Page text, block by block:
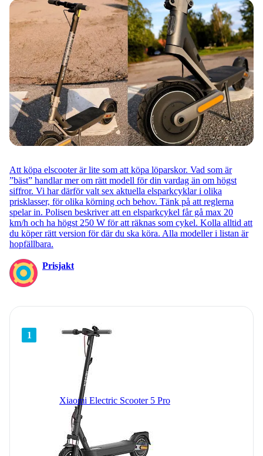
Att köpa elscooter är lite som att köpa löparskor. Vad som är
”bäst” handlar mer om rätt modell för din vardag än om högst
siffror. Vi har därför valt sex aktuella elsparkcyklar i olika
prisklasser, för olika körning och behov. Tänk på att reglerna
spelar in. Polisen beskriver att en elsparkcykel får gå max 20
km/h och ha högst 250 W för att räknas som cykel. Kolla alltid att
du köper rätt version för där du ska köra. Alla modeller i listan är
hopfällbara.
Prisjakt
1
Xiaomi Electric Scooter 5 Pro